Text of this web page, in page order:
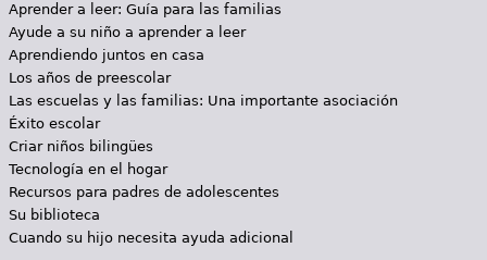
Aprender a leer: Guía para las familias
Ayude a su niño a aprender a leer
Aprendiendo juntos en casa
Los años de preescolar
Las escuelas y las familias: Una importante asociación
Éxito escolar
Criar niños bilingües
Tecnología en el hogar
Recursos para padres de adolescentes
Su biblioteca
Cuando su hijo necesita ayuda adicional